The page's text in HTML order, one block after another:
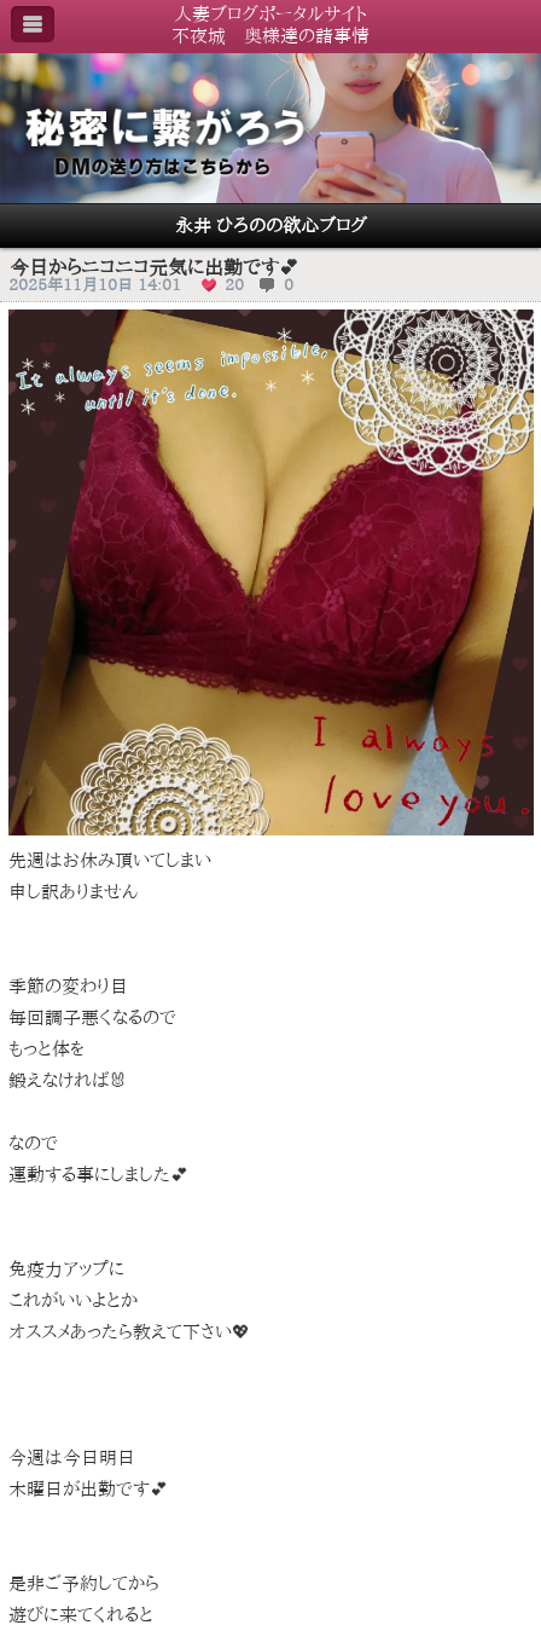
人妻ブログポータルサイト
不夜城 奥様達の諸事情
永井 ひろのの欲心ブログ
今日からニコニコ元気に出勤です💕
2025年11月10日 14:01 20 0
先週はお休み頂いてしまい
申し訳ありません
季節の変わり目
毎回調子悪くなるので
もっと体を
鍛えなければ🐰
なので
運動する事にしました💕
免疫力アップに
これがいいよとか
オススメあったら教えて下さい💖
今週は今日明日
木曜日が出勤です💕
是非ご予約してから
遊びに来てくれると